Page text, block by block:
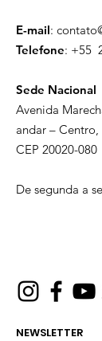
E-mail:
Telefone: +55
Sede Nacional
Avenida
andar – Centro,
CEP 20020-080
De segunda a
NEWSLETTER